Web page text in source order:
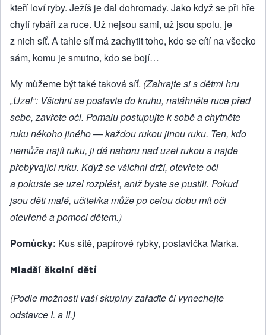
kteří loví ryby. Ježíš je dal dohromady. Jako když se při hře
chytí rybáři za ruce. Už nejsou sami, už jsou spolu, je
z nich síť. A tahle síť má zachytit toho, kdo se cítí na všecko
sám, komu je smutno, kdo se bojí…
My můžeme být také taková síť. (Zahrajte si s dětmi hru
„Uzel“: Všichni se postavte do kruhu, natáhněte ruce před
sebe, zavřete oči. Pomalu postupujte k sobě a chytněte
ruku někoho jiného — každou rukou jinou ruku. Ten, kdo
nemůže najít ruku, ji dá nahoru nad uzel rukou a najde
přebývající ruku. Když se všichni drží, otevřete oči
a pokuste se uzel rozplést, aniž byste se pustili. Pokud
jsou děti malé, učitel/ka může po celou dobu mít oči
otevřené a pomoci dětem.)
Pomůcky: Kus sítě, papírové rybky, postavička Marka.
Mladší školní děti
(Podle možností vaší skupiny zařaďte či vynechejte
odstavce I. a II.)